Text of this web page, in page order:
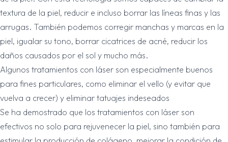
textura de la piel, reducir e incluso borrar las líneas finas y las
arrugas. También podemos corregir manchas y marcas en la
piel, igualar su tono, borrar cicatrices de acné, reducir los
daños causados ​​por el sol y mucho más.
Algunos tratamientos con láser son especialmente buenos
para fines particulares, como eliminar el vello (y evitar que
vuelva a crecer) y eliminar tatuajes indeseados
Se ha demostrado que los tratamientos con láser son
efectivos no solo para rejuvenecer la piel, sino también para